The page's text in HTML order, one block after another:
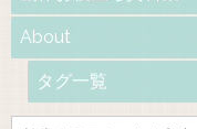
About
タグ一覧